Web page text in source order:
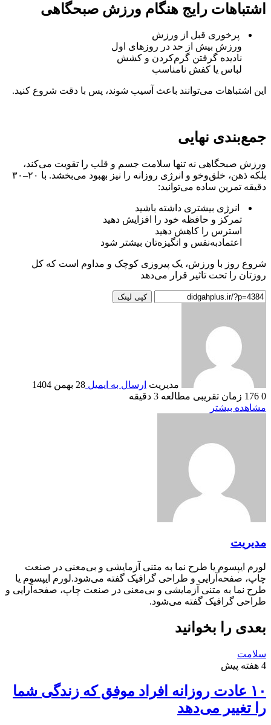
اشتباهات رایج هنگام ورزش صبحگاهی
پرخوری قبل از ورزش
ورزش بیش از حد در روزهای اول
نادیده گرفتن گرم‌کردن و کشش
لباس یا کفش نامناسب
این اشتباهات می‌توانند باعث آسیب شوند، پس با دقت شروع کنید.
جمع‌بندی نهایی
ورزش صبحگاهی نه تنها سلامت جسم و قلب را تقویت می‌کند،
بلکه ذهن، خلق‌وخو و انرژی روزانه را نیز بهبود می‌بخشد. با ۲۰–۳۰
دقیقه تمرین ساده می‌توانید:
انرژی بیشتری داشته باشید
تمرکز و حافظه خود را افزایش دهید
استرس را کاهش دهید
اعتمادبه‌نفس و انگیزه‌تان بیشتر شود
شروع روز با ورزش، یک پیروزی کوچک و مداوم است که کل
روزتان را تحت تاثیر قرار می‌دهد
کپی لینک
مدیریت ارسال به ایمیل 28 بهمن 1404
0
زمان تقریبی مطالعه 3 دقیقه
مشاهده بیشتر
مدیریت
لورم ایپسوم یا طرح‌ نما به متنی آزمایشی و بی‌معنی در صنعت
چاپ، صفحه‌آرایی و طراحی گرافیک گفته می‌شود.لورم ایپسوم یا
طرح‌ نما به متنی آزمایشی و بی‌معنی در صنعت چاپ، صفحه‌آرایی و
طراحی گرافیک گفته می‌شود.
بعدی را بخوانید
سلامت
4 هفته پیش
۱۰ عادت روزانه افراد موفق که زندگی شما
را تغییر می‌دهد